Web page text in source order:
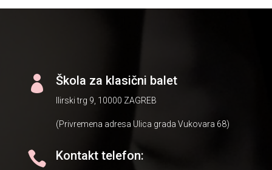
 Škola za klasični balet
Ilirski trg 9, 10000 ZAGREB
(Privremena adresa Ulica grada Vukovara 68)
 Kontakt telefon: